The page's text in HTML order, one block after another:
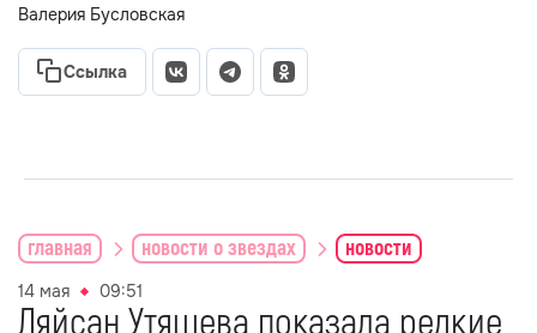
Валерия Бусловская
Ссылка
главная новости о звездах новости
14 мая 09:51
Ляйсан Утяшева показала редкие